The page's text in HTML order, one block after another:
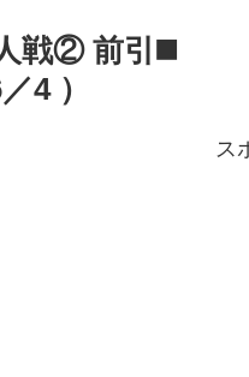
戦② 前引◼️
4 ）
ス